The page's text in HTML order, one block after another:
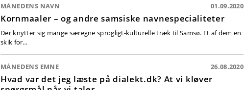
MÅNEDENS NAVN 01.09.2020
Kornmaaler – og andre samsiske navnespecialiteter
Der knytter sig mange særegne sprogligt-kulturelle træk til Samsø. Et af dem en
skik for…
MÅNEDENS EMNE 26.08.2020
Hvad var det jeg læste på dialekt.dk? At vi kløver